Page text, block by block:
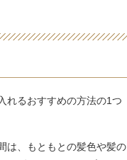
れるおすすめの方法の1つ
は、もともとの髪色や髪の